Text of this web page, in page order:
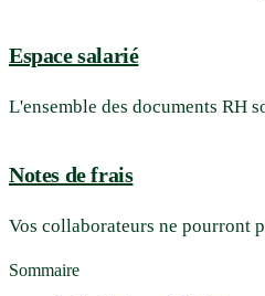
Espace salarié
L'ensemble des documents RH
Notes de frais
Vos collaborateurs ne
Sommaire